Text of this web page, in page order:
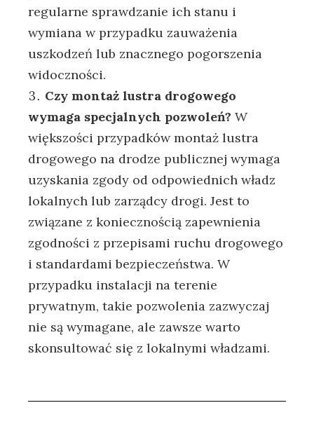
regularne sprawdzanie ich stanu i
wymiana w przypadku zauważenia
uszkodzeń lub znacznego pogorszenia
widoczności.
Czy montaż lustra drogowego
wymaga specjalnych pozwoleń? W
większości przypadków montaż lustra
drogowego na drodze publicznej wymaga
uzyskania zgody od odpowiednich władz
lokalnych lub zarządcy drogi. Jest to
związane z koniecznością zapewnienia
zgodności z przepisami ruchu drogowego
i standardami bezpieczeństwa. W
przypadku instalacji na terenie
prywatnym, takie pozwolenia zazwyczaj
nie są wymagane, ale zawsze warto
skonsultować się z lokalnymi władzami.